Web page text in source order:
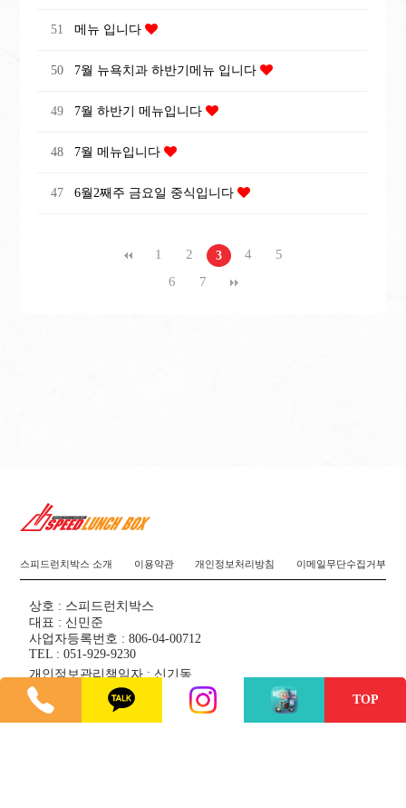
51 메뉴 입니다
50 7월 뉴욕치과 하반기메뉴 입니다
49 7월 하반기 메뉴입니다
48 7월 메뉴입니다
47 6월2째주 금요일 중식입니다
1 2 3 4
5
6
7
스피드런치박스 소개 이용약관 개인정보처리방침 이메일무단수집거부
상호 : 스피드런치박스
대표 : 신민준
사업자등록번호 : 806-04-00712
TEL : 051-929-9230
개인정보관리책임자 : 신기동
주소 : 부산광역시 수영구 무학로22번길 3, 1층(광안동)
TOP